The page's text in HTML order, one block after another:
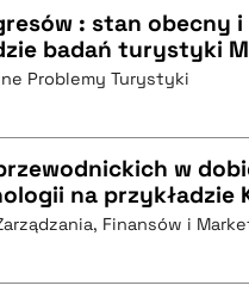
: stan obecny
badań turystyki
Problemy Turystyki
w
na przykładzie
Finansów i